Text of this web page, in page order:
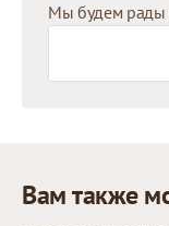
Мы будем рады
Вам также